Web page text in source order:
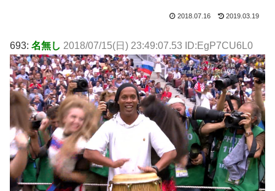
2018.07.16 2019.03.19
693: 名無し 2018/07/15(日) 23:49:07.53 ID:EgP7CU6L0